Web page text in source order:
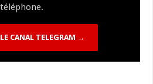
téléphone.
CANAL TELEGRAM →